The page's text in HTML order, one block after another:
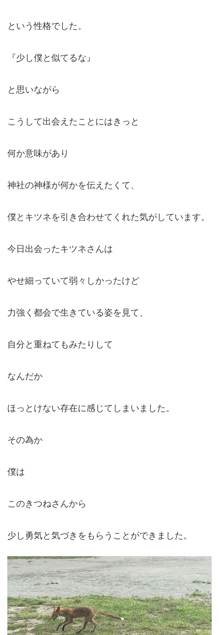
という性格でした。
『少し僕と似てるな』
と思いながら
こうして出会えたことにはきっと
何か意味があり
神社の神様が何かを伝えたくて、
僕とキツネを引き合わせてくれた気がしています。
今日出会ったキツネさんは
やせ細っていて弱々しかったけど
力強く都会で生きている姿を見て、
自分と重ねてもみたりして
なんだか
ほっとけない存在に感じてしまいました。
その為か
僕は
このきつねさんから
少し勇気と気づきをもらうことができました。